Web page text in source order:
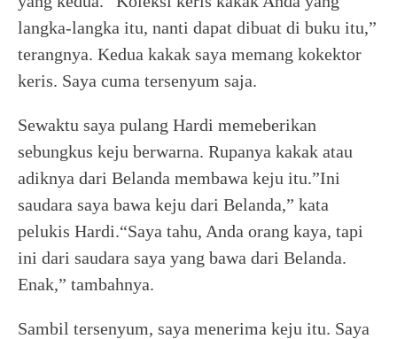
langka-langka itu, nanti dapat dibuat di buku itu,”
terangnya. Kedua kakak saya memang kokektor
keris. Saya cuma tersenyum saja.
Sewaktu saya pulang Hardi memeberikan
sebungkus keju berwarna. Rupanya kakak atau
adiknya dari Belanda membawa keju itu.”Ini
saudara saya bawa keju dari Belanda,” kata
pelukis Hardi.“Saya tahu, Anda orang kaya, tapi
ini dari saudara saya yang bawa dari Belanda.
Enak,” tambahnya.
Sambil tersenyum, saya menerima keju itu. Saya